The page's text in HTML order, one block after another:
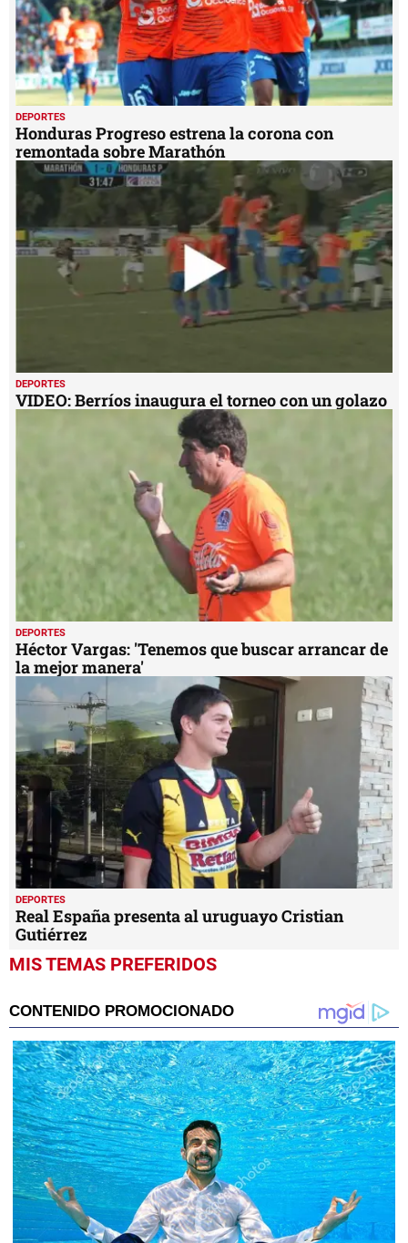
DEPORTES
Honduras Progreso estrena la corona con
remontada sobre Marathón
DEPORTES
VIDEO: Berríos inaugura el torneo con un golazo
DEPORTES
Héctor Vargas: 'Tenemos que buscar arrancar de
la mejor manera'
DEPORTES
Real España presenta al uruguayo Cristian
Gutiérrez
MIS TEMAS PREFERIDOS